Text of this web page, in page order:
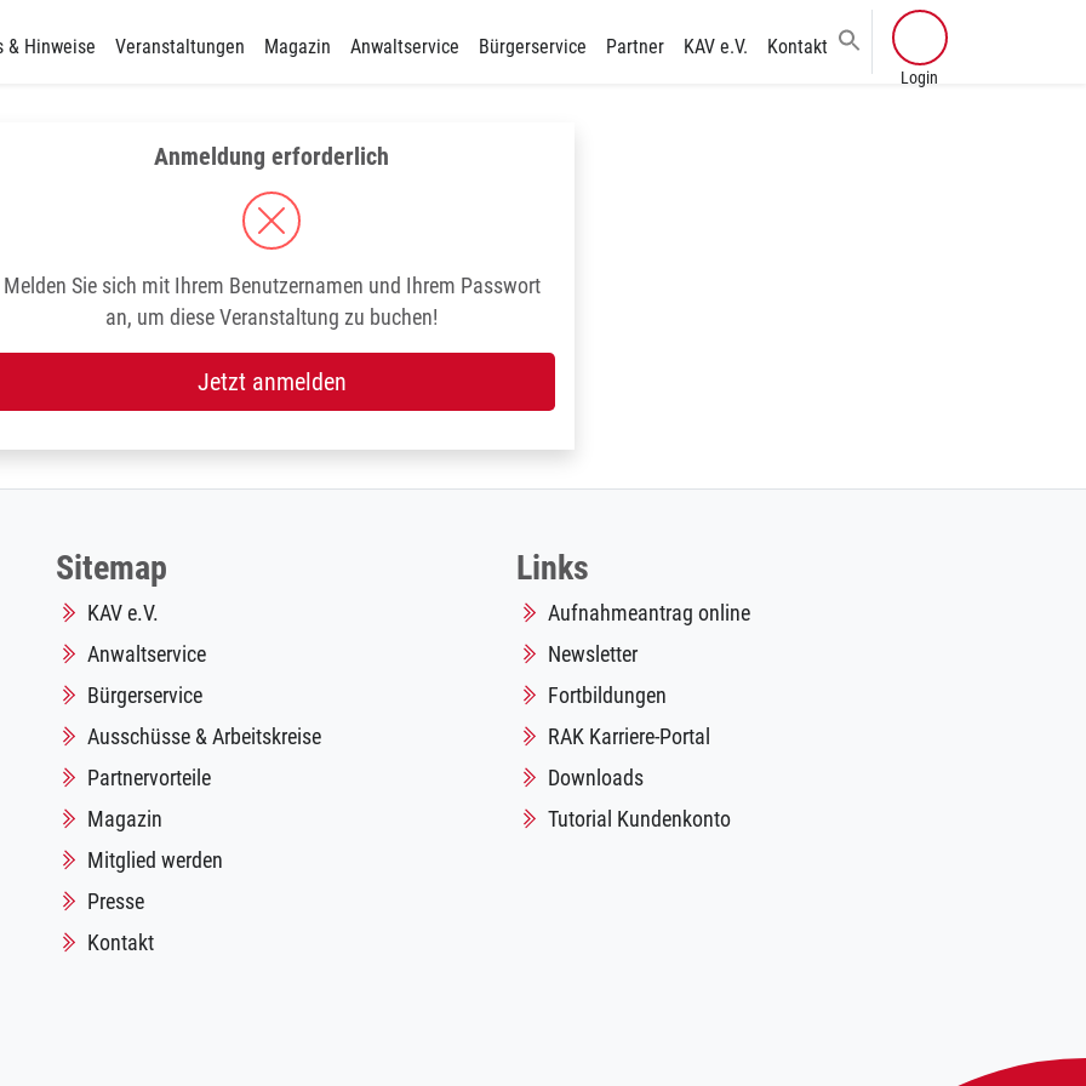
& Hinweise Veranstaltungen Magazin Anwaltservice Bürgerservice Partner KAV e.V. Kontakt
Anmeldung erforderlich
Melden Sie sich mit Ihrem Benutzernamen und Ihrem Passwort
an, um diese Veranstaltung zu buchen!
Jetzt anmelden
Sitemap
KAV e.V.
Anwaltservice
Bürgerservice
Ausschüsse & Arbeitskreise
Partnervorteile
Magazin
Mitglied werden
Presse
Kontakt
Links
Aufnahmeantrag online
Newsletter
Fortbildungen
RAK Karriere-Portal
Downloads
Tutorial Kundenkonto